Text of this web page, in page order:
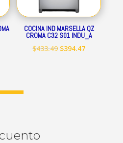
COCINA IND MARSELLA QZ
CROMA C32 S01 INDU_A
$433.49 El
$394.47El